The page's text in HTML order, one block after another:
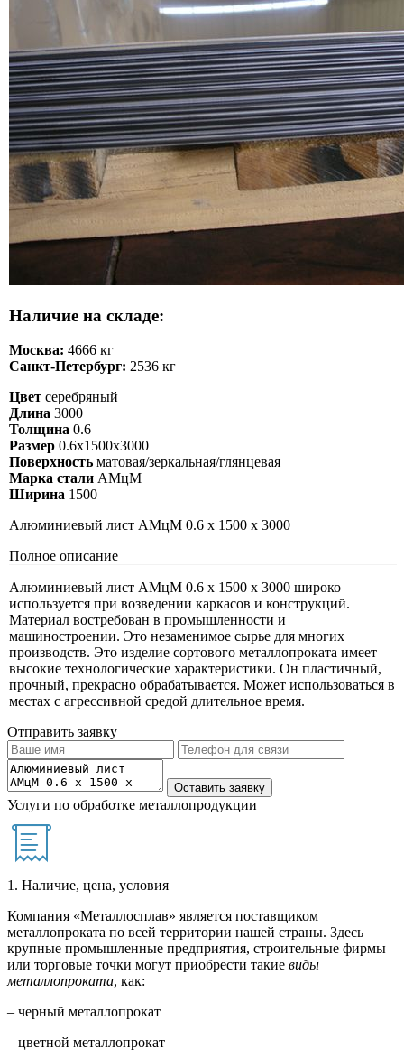
Наличие на складе:
Москва: 4666 кг
Санкт-Петербург: 2536 кг
Цвет серебряный
Длина 3000
Толщина 0.6
Размер 0.6х1500х3000
Поверхность матовая/зеркальная/глянцевая
Марка стали АМцМ
Ширина 1500
Алюминиевый лист АМцМ 0.6 х 1500 х 3000
Полное описание
Алюминиевый лист АМцМ 0.6 х 1500 х 3000 широко
используется при возведении каркасов и конструкций.
Материал востребован в промышленности и
машиностроении. Это незаменимое сырье для многих
производств. Это изделие сортового металлопроката имеет
высокие технологические характеристики. Он пластичный,
прочный, прекрасно обрабатывается. Может использоваться в
местах с агрессивной средой длительное время.
Отправить заявку
Услуги по обработке металлопродукции
1. Наличие, цена, условия
Компания «Металлосплав» является поставщиком
металлопроката по всей территории нашей страны. Здесь
крупные промышленные предприятия, строительные фирмы
или торговые точки могут приобрести такие виды
металлопроката, как:
– черный металлопрокат
– цветной металлопрокат